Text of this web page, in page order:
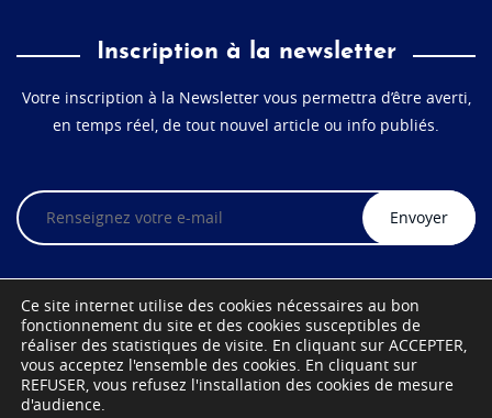
Inscription à la newsletter
Votre inscription à la Newsletter vous permettra d’être averti,
en temps réel, de tout nouvel article ou info publiés.
Veuillez
laisser
ce
Ce site internet utilise des cookies nécessaires au bon
fonctionnement du site et des cookies susceptibles de
réaliser des statistiques de visite. En cliquant sur ACCEPTER,
vous acceptez l'ensemble des cookies. En cliquant sur
REFUSER, vous refusez l'installation des cookies de mesure
d'audience.